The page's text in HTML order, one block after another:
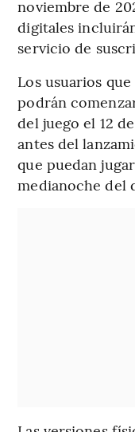
noviembre de
digitales
servicio de
Los usuarios
podrán
del juego el 12
antes del
que puedan
medianoche del